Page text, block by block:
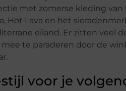
met zomerse kleding
Hot Lava en het
eiland. Er zitten veel
te paraderen door de
voor je